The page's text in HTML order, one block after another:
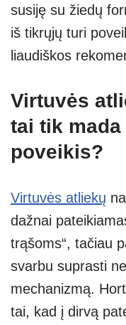
susiję su žiedų
iš tikrųjų turi
liaudiškos
Virtuvės
tai tik
poveikis?
Virtuvės atliekų
dažnai
trąšoms“, tačiau
svarbu suprasti
mechanizmą.
tai, kad į dirvą